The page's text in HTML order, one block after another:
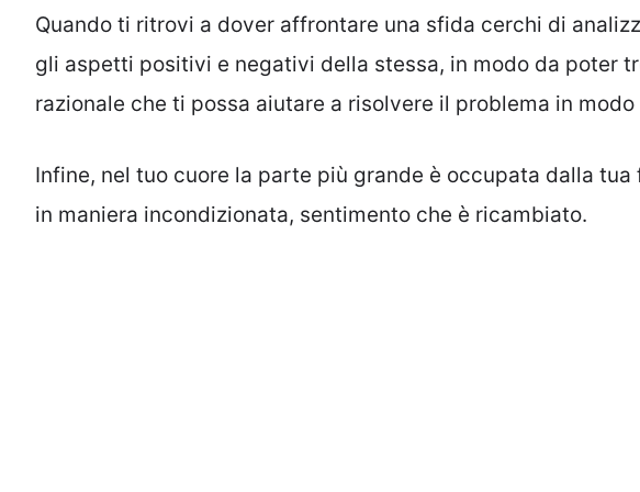
Quando ti ritrovi a dover affrontare una sfida cerchi di
gli aspetti positivi e negativi della stessa, in modo da poter
razionale che ti possa aiutare a risolvere il problema in
Infine, nel tuo cuore la parte più grande è occupata dalla
in maniera incondizionata, sentimento che è ricambiato.